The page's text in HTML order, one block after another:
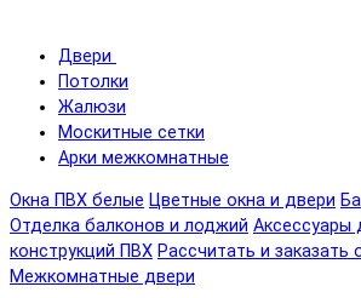
Двери
Потолки
Жалюзи
Москитные сетки
Арки межкомнатные
Окна ПВХ белые Цветные окна и двери
Отделка балконов и лоджий Аксессуары
конструкций ПВХ Рассчитать и заказать
Межкомнатные двери